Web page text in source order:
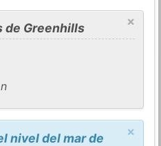
×
de Greenhills
×
nivel del mar de